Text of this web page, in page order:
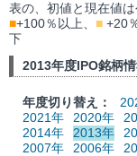
表の、初値と現在値
■+100％以上、 ■ +20
下
2013年度IPO銘柄
年度切り替え：
2021年
2020年
2014年
2013年
2007年
2006年